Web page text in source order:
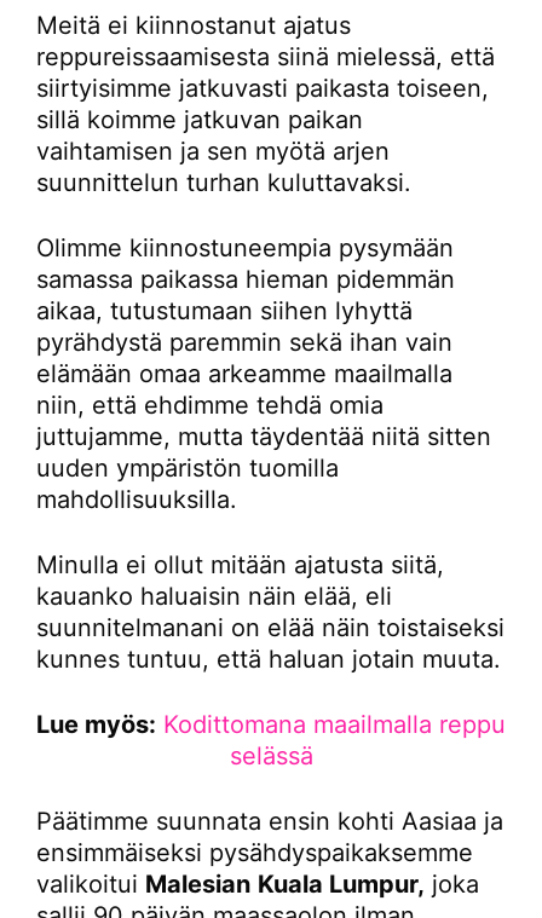
Meitä ei kiinnostanut ajatus
reppureissaamisesta siinä mielessä, että
siirtyisimme jatkuvasti paikasta toiseen,
sillä koimme jatkuvan paikan
vaihtamisen ja sen myötä arjen
suunnittelun turhan kuluttavaksi.
Olimme kiinnostuneempia pysymään
samassa paikassa hieman pidemmän
aikaa, tutustumaan siihen lyhyttä
pyrähdystä paremmin sekä ihan vain
elämään omaa arkeamme maailmalla
niin, että ehdimme tehdä omia
juttujamme, mutta täydentää niitä sitten
uuden ympäristön tuomilla
mahdollisuuksilla.
Minulla ei ollut mitään ajatusta siitä,
kauanko haluaisin näin elää, eli
suunnitelmanani on elää näin toistaiseksi
kunnes tuntuu, että haluan jotain muuta.
Lue myös: Kodittomana maailmalla reppu
selässä
Päätimme suunnata ensin kohti Aasiaa ja
ensimmäiseksi pysähdyspaikaksemme
valikoitui Malesian Kuala Lumpur, joka